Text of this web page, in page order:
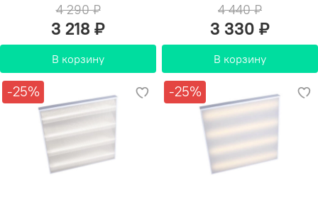
4 290 ₽
3 218 ₽
В корзину
4 440 ₽
3 330 ₽
В корзину
-25% -25%